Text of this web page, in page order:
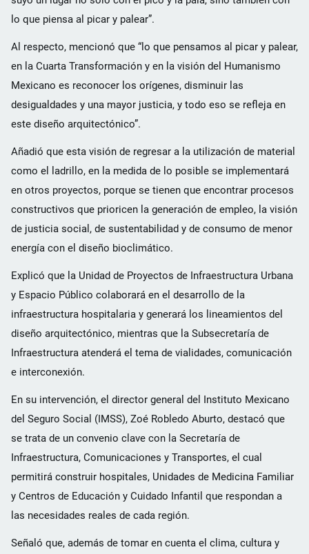
lo que piensa al picar y palear”.
Al respecto, mencionó que “lo que pensamos al picar y palear,
en la Cuarta Transformación y en la visión del Humanismo
Mexicano es reconocer los orígenes, disminuir las
desigualdades y una mayor justicia, y todo eso se refleja en
este diseño arquitectónico”.
Añadió que esta visión de regresar a la utilización de material
como el ladrillo, en la medida de lo posible se implementará
en otros proyectos, porque se tienen que encontrar procesos
constructivos que prioricen la generación de empleo, la visión
de justicia social, de sustentabilidad y de consumo de menor
energía con el diseño bioclimático.
Explicó que la Unidad de Proyectos de Infraestructura Urbana
y Espacio Público colaborará en el desarrollo de la
infraestructura hospitalaria y generará los lineamientos del
diseño arquitectónico, mientras que la Subsecretaría de
Infraestructura atenderá el tema de vialidades, comunicación
e interconexión.
En su intervención, el director general del Instituto Mexicano
del Seguro Social (IMSS), Zoé Robledo Aburto, destacó que
se trata de un convenio clave con la Secretaría de
Infraestructura, Comunicaciones y Transportes, el cual
permitirá construir hospitales, Unidades de Medicina Familiar
y Centros de Educación y Cuidado Infantil que respondan a
las necesidades reales de cada región.
Señaló que, además de tomar en cuenta el clima, cultura y